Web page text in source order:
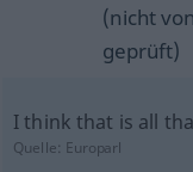
(nicht
geprüft)
I think that is all
Quelle: Europarl